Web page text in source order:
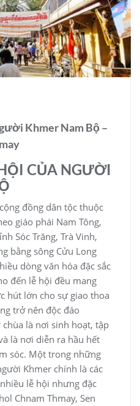
Khmer Nam Bộ –
CỦA NGƯỜI
đồng dân tộc thuộc
giáo phái Nam Tông,
Sóc Trăng, Trà Vinh,
bằng sông Cửu Long
dòng văn hóa đặc sắc
đến lễ hội đều mang
hút lớn cho sự giao thoa
trở nên độc đáo
là nơi sinh hoạt, tập
là nơi diễn ra hầu hết
sóc. Một trong những
Khmer chính là các
lễ hội nhưng đặc
Chnam Thmay, Sen